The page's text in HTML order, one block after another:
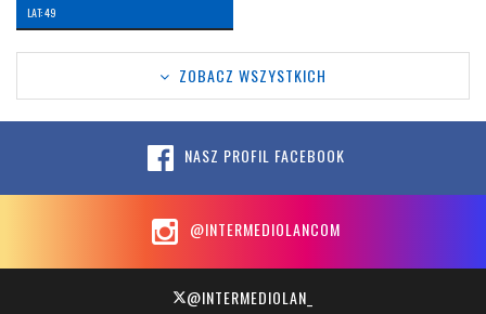
LAT: 49
ZOBACZ WSZYSTKICH
NASZ PROFIL FACEBOOK
@INTERMEDIOLANCOM
@INTERMEDIOLAN_